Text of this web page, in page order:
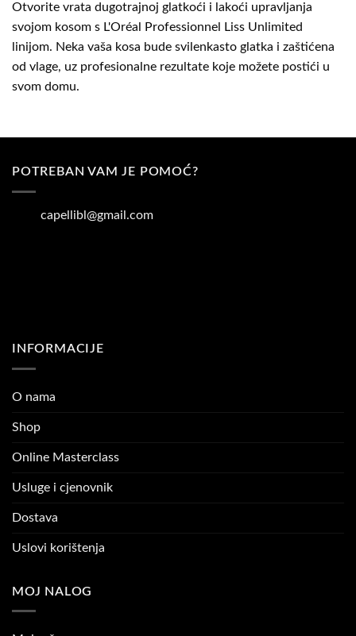
Otvorite vrata dugotrajnoj glatkoći i lakoći upravljanja
svojom kosom s L'Oréal Professionnel Liss Unlimited
linijom. Neka vaša kosa bude svilenkasto glatka i zaštićena
od vlage, uz profesionalne rezultate koje možete postići u
svom domu.
POTREBAN VAM JE POMOĆ?
capellibl@gmail.com
INFORMACIJE
O nama
Shop
Online Masterclass
Usluge i cjenovnik
Dostava
Uslovi korištenja
MOJ NALOG